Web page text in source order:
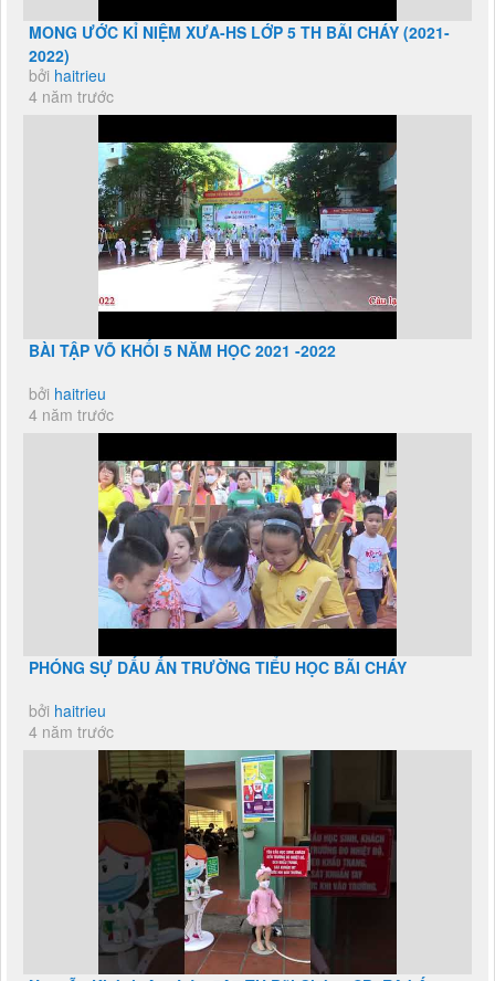
MONG ƯỚC KỈ NIỆM XƯA-HS LỚP 5 TH BÃI CHÁY (2021-
2022)
bởi haitrieu
4 năm trước
BÀI TẬP VÕ KHỐI 5 NĂM HỌC 2021 -2022
bởi haitrieu
4 năm trước
PHÓNG SỰ DẤU ẤN TRƯỜNG TIỂU HỌC BÃI CHÁY
bởi haitrieu
4 năm trước